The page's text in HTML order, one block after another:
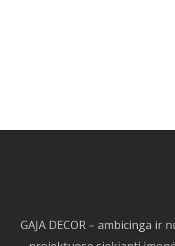
GAJA DECOR – ambicinga ir